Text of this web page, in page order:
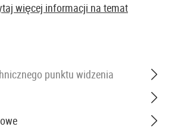
Lever Action
więcej informacji na temat
punktu widzenia